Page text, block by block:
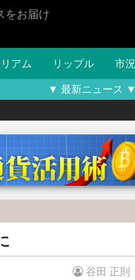
をお届け
アム リップル 市況
▼ 最新ニュース ▼
谷田 正則